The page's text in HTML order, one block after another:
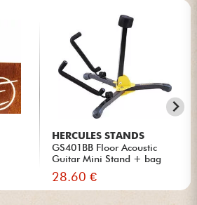
HERCULES STANDS
GS401BB Floor Acoustic
Guitar Mini Stand + bag
28.60 €